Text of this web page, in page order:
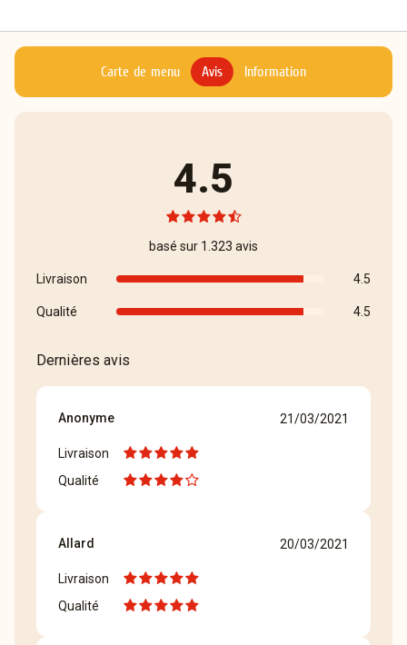
Carte de menu Avis Information
4.5
basé sur 1.323 avis
Livraison 4.5
Qualité 4.5
Dernières avis
Anonyme 21/03/2021
Livraison
Qualité
Allard 20/03/2021
Livraison
Qualité